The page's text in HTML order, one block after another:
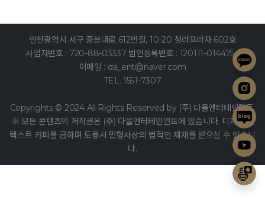
인천광역시 서구 중봉대로 612번길, 10-20 청라프라자 602호
사업자번호 : 720-88-03337 법인등록번호 : 120111-0144754
이메일 : da_ent@naver.com
TEL. 1551-7307
Copyrights © 2024 All Rights Reserved by (주) 다올엔터테인먼트.
※ 모든 콘텐츠의 저작권은 (주) 다올엔터테인먼트에 있습니다. 디자인 및
텍스트 카피를 금하며 도용시 민형사상의 법적인 제재를 받으실 수 있습니
다.